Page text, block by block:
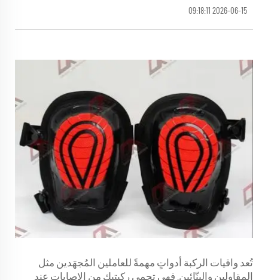
2026-06-15 09:18:11
تُعد واقيات الركبة أدواتٍ مهمةً للعاملين المُجهَدين مثل
المقاولين والبنّائين. فهي تحمي ركبتيك من الإصابات عند